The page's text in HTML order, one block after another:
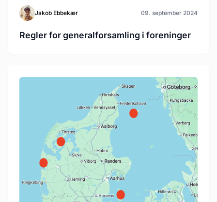
Jakob Ebbekær 09. september 2024
Regler for generalforsamling i foreninger